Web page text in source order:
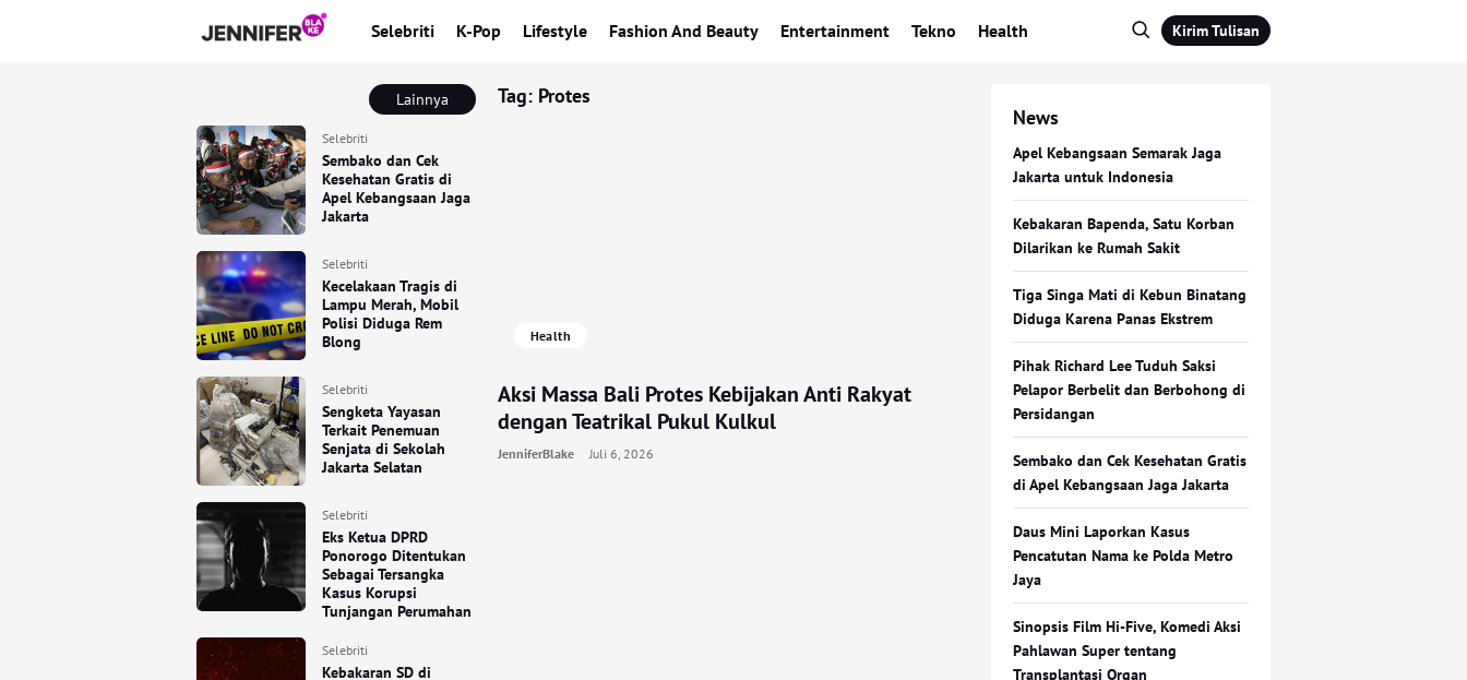
Selebriti K-Pop Lifestyle Fashion And Beauty Entertainment Tekno Health Kirim Tulisan
Lainnya
Selebriti
Sembako dan Cek
Kesehatan Gratis di
Apel Kebangsaan Jaga
Jakarta
Selebriti
Kecelakaan Tragis di
Lampu Merah, Mobil
Polisi Diduga Rem
Blong
Selebriti
Sengketa Yayasan
Terkait Penemuan
Senjata di Sekolah
Jakarta Selatan
Selebriti
Eks Ketua DPRD
Ponorogo Ditentukan
Sebagai Tersangka
Kasus Korupsi
Tunjangan Perumahan
Selebriti
Kebakaran SD di
Tag: Protes
Health
Aksi Massa Bali Protes Kebijakan Anti Rakyat
dengan Teatrikal Pukul Kulkul
JenniferBlake Juli 6, 2026
News
Apel Kebangsaan Semarak Jaga
Jakarta untuk Indonesia
Kebakaran Bapenda, Satu Korban
Dilarikan ke Rumah Sakit
Tiga Singa Mati di Kebun Binatang
Diduga Karena Panas Ekstrem
Pihak Richard Lee Tuduh Saksi
Pelapor Berbelit dan Berbohong di
Persidangan
Sembako dan Cek Kesehatan Gratis
di Apel Kebangsaan Jaga Jakarta
Daus Mini Laporkan Kasus
Pencatutan Nama ke Polda Metro
Jaya
Sinopsis Film Hi-Five, Komedi Aksi
Pahlawan Super tentang
Transplantasi Organ